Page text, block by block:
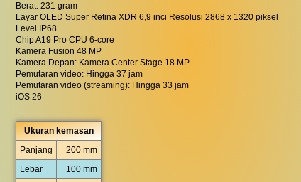
Berat: 231 gram
Layar OLED Super Retina XDR 6,9 inci Resolusi 2868 x 1320 piksel
Level IP68
Chip A19 Pro CPU 6-core
Kamera Fusion 48 MP
Kamera Depan: Kamera Center Stage 18 MP
Pemutaran video: Hingga 37 jam
Pemutaran video (streaming): Hingga 33 jam
iOS 26
Ukuran kemasan
Panjang
200 mm
Lebar
100 mm